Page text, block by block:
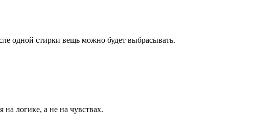
одной стирки вещь можно будет выбрасывать.
логике, а не на чувствах.